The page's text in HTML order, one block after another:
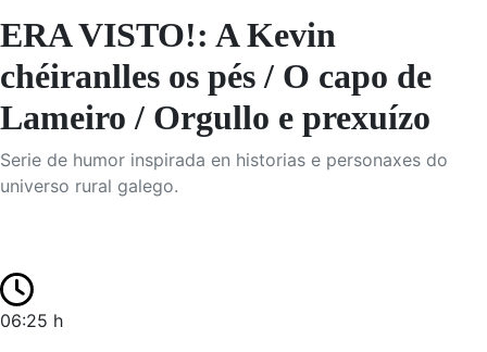
ERA VISTO!: A Kevin
chéiranlles os pés / O capo de
Lameiro / Orgullo e prexuízo
Serie de humor inspirada en historias e personaxes do
universo rural galego.
06:25 h